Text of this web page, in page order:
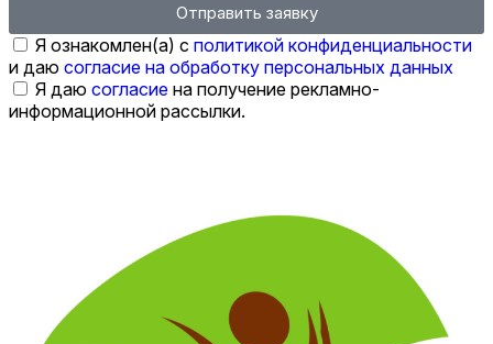
Отправить заявку
Я ознакомлен(а) с политикой конфиденциальности
и даю согласие на обработку персональных данных
Я даю согласие на получение рекламно-
информационной рассылки.